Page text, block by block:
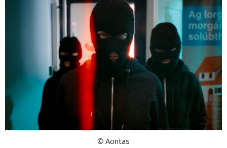
© Aontas